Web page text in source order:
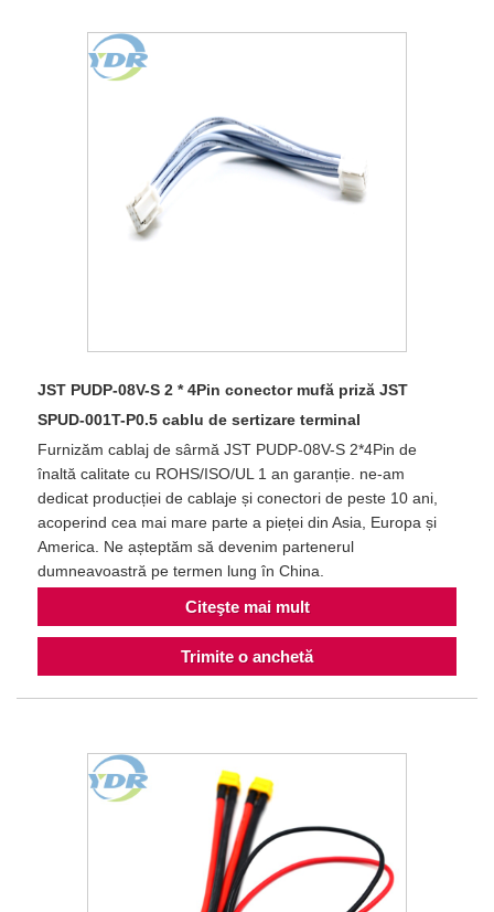
JST PUDP-08V-S 2 * 4Pin conector mufă priză JST
SPUD-001T-P0.5 cablu de sertizare terminal
Furnizăm cablaj de sârmă JST PUDP-08V-S 2*4Pin de
înaltă calitate cu ROHS/ISO/UL 1 an garanție. ne-am
dedicat producției de cablaje și conectori de peste 10 ani,
acoperind cea mai mare parte a pieței din Asia, Europa și
America. Ne așteptăm să devenim partenerul
dumneavoastră pe termen lung în China.
Citeşte mai mult
Trimite o anchetă